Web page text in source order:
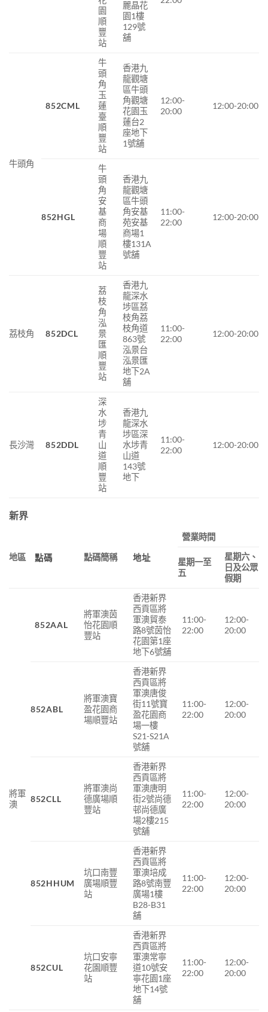
園
順
豐
站
麗晶花
園1樓
129號
舖
牛頭角
852CML
牛
頭
角
玉
蓮
臺
順
豐
站
香港九
龍觀塘
區牛頭
角觀塘
花園玉
蓮台2
座地下
1號舖
12:00-
20:00
12:00-20:00
852HGL
牛
頭
角
安
基
商
場
順
豐
站
香港九
龍觀塘
區牛頭
角安基
苑安基
商場1
樓131A
號舖
11:00-
22:00
12:00-20:00
荔枝角 852DCL
荔
枝
角
泓
景
匯
順
豐
站
香港九
龍深水
埗區荔
枝角荔
枝角道
863號
泓景台
泓景匯
地下2A
舖
11:00-
22:00
12:00-20:00
長沙灣 852DDL
深
水
埗
青
山
道
順
豐
站
香港九
龍深水
埗區深
水埗青
山道
143號
地下
11:00-
22:00
12:00-20:00
新界
地區 點碼 點碼簡稱 地址
營業時間
星期一至
五
星期六、
日及公眾
假期
將軍
澳
852AAL
將軍澳茵
怡花園順
豐站
香港新界
西貢區將
軍澳貿泰
路8號茵怡
花園第1座
地下6號舖
11:00-
22:00
12:00-
20:00
852ABL
將軍澳寶
盈花園商
場順豐站
香港新界
西貢區將
軍澳唐俊
街11號寶
盈花園商
場一樓
S21-S21A
號舖
11:00-
22:00
12:00-
20:00
852CLL
將軍澳尚
德廣場順
豐站
香港新界
西貢區將
軍澳唐明
街2號尚德
邨尚德廣
場2樓215
號舖
11:00-
22:00
12:00-
20:00
852HHUM
坑口南豐
廣場順豐
站
香港新界
西貢區將
軍澳培成
路8號南豐
廣場1樓
B28-B31
舖
11:00-
22:00
12:00-
20:00
852CUL
坑口安寧
花園順豐
站
香港新界
西貢區將
軍澳常寧
道10號安
寧花園1座
地下14號
舖
11:00-
22:00
12:00-
20:00